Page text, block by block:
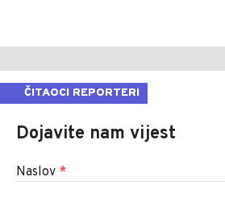
ČITAOCI REPORTERI
Dojavite nam vijest
Naslov *